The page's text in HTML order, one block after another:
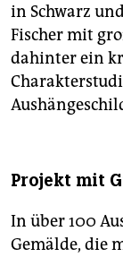
in Schwarz
Fischer mit
dahinter ein
Projekt mit
In über 100
Gemälde, die